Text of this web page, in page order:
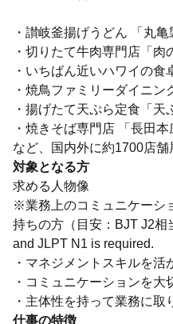
・讃岐釜揚げうどん 「丸亀
・切りたて牛肉専門店「肉
・いちばん近いハワイの食
・焼鳥ファミリーダイニン
・揚げたて天ぷら定食「天
・焼きそば専門店 「長田本
など、国内外に約1700店舗
対象となる方
求める人物像
※業務上のコミュニケーシ
持ちの方（目安：BJT J2相
and JLPT N1 is required.
・マネジメントスキルを活
・コミュニケーションを大
・主体性を持って業務に取
仕事の特徴